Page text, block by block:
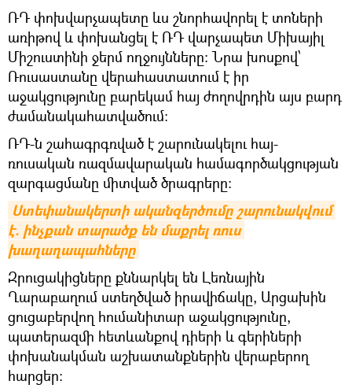
ՌԴ փոխվարչապետը ևս շնորհավորել է տոների
առիթով և փոխանցել է ՌԴ վարչապետ Միխայիլ
Միշուստինի ջերմ ողջույնները: Նրա խոսքով՝
Ռուսաստանը վերահաստատում է իր
աջակցությունը բարեկամ հայ ժողովրդին այս բարդ
ժամանակահատվածում։
ՌԴ-ն շահագրգռված է շարունակելու հայ-
ռուսական ռազմավարական համագործակցության
զարգացմանը միտված ծրագրերը:
Ստեփանակերտի ականզերծումը շարունակվում
է. ինչքան տարածք են մաքրել ռուս
խաղաղապահները
Զրուցակիցները քննարկել են Լեռնային
Ղարաբաղում ստեղծված իրավիճակը, Արցախին
ցուցաբերվող հումանիտար աջակցությունը,
պատերազմի հետևանքով դիերի և գերիների
փոխանակման աշխատանքներին վերաբերող
հարցեր։